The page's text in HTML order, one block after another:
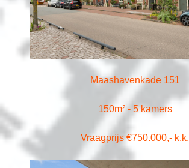
Maashavenkade 151
150m² - 5 kamers
Vraagprijs €750.000,- k.k.